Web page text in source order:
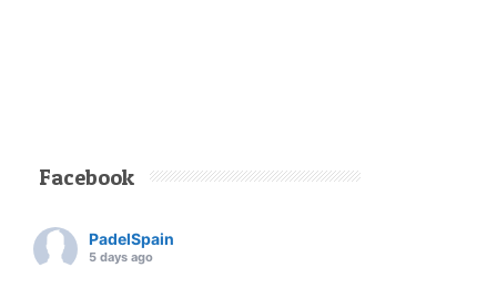
Facebook
PadelSpain
5 days ago